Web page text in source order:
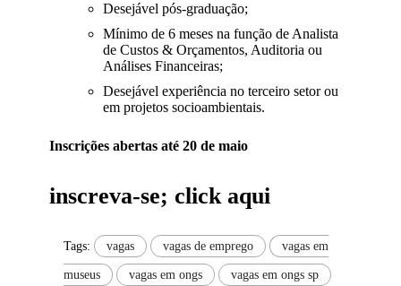
Desejável pós-graduação;
Mínimo de 6 meses na função de Analista
de Custos & Orçamentos, Auditoria ou
Análises Financeiras;
Desejável experiência no terceiro setor ou
em projetos socioambientais.
Inscrições abertas até 20 de maio
inscreva-se; click aqui
Tags: vagas vagas de emprego vagas em
museus vagas em ongs vagas em ongs sp